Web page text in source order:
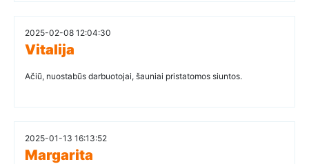
2025-02-08 12:04:30
Vitalija
Ačiū, nuostabūs darbuotojai, šauniai pristatomos siuntos.
2025-01-13 16:13:52
Margarita